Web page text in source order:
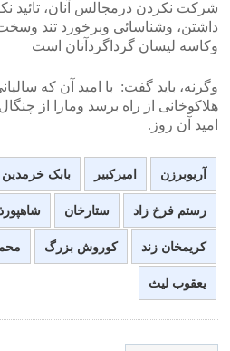
شرکت نکردن درمجالس آنان، تائید
داشتن، وشناسائی وبرخورد تند
وکاسه لیسان گرداگردآنان است
وگرنه، باید گفت: با امید آن که
هلاکوخانی از راه برسد ومارا از
امید آن روز.
آریوبرزن امیرکبیر بابک خرمدین
رستم فرخ زاد ستارخان
کریمخان زند کوروش بزرگ
یعقوب لیث